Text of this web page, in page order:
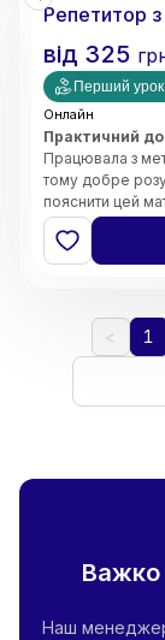
Репетитор
від 325
Перший
Онлайн
Практичний
Працювала з
тому добре
пояснити цей
Системність та
ступеню з
прогресом учня
виснажливим.
Комфортна
не боїться
< 1
Важко
Наш